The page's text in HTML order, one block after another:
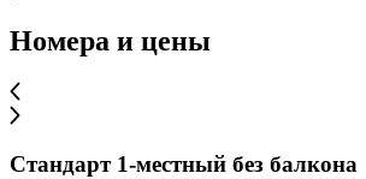
Номера и цены
Стандарт 1-местный без балкона